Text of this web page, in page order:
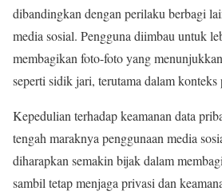
dibandingkan dengan perilaku berbagi
media sosial. Pengguna diimbau untuk
membagikan foto-foto yang
seperti sidik jari, terutama dalam
Kepedulian terhadap keamanan data
tengah maraknya penggunaan media
diharapkan semakin bijak dalam
sambil tetap menjaga privasi dan